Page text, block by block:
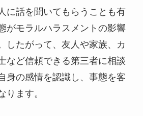
に話を聞いてもらうことも有
がモラルハラスメントの影響
したがって、友人や家族、カ
など信頼できる第三者に相談
身の感情を認識し、事態を客
ります。